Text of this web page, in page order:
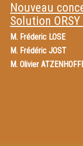
Nouveau
Solution ORSY
M. Fréderic LOSE
M. Frédéric JOST
M. Olivier